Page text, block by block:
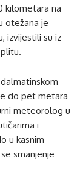
kilometara na
otežana je
izvijestili su iz
do pet metara
meteorolog u
i
u kasnim
smanjenje